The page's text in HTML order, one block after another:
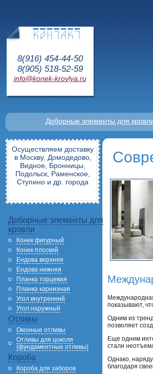
8(916) 454-44-50
8(905) 518-52-59
info@konek-krovlya.ru
Доборные элементы для
Осуществляем доставку
в Москву, Домодедово,
Видное, Бронницы,
Подольск, Раменское,
Ступино и др. города
Доборные элементы для
кровли
Конек фигурный
Конек плоский
Ендова верхняя
Ендова нижняя
Планка торцевая
Планка карнизная
Угол внутренний
Угол наружный
Отливы
Оконные отливы
Отливы для цоколя
(фундаментные отливы)
Короба
Короба для заборов
показывают,
Одним из
позволяет
Еще одним
стали
Однако,
благодаря